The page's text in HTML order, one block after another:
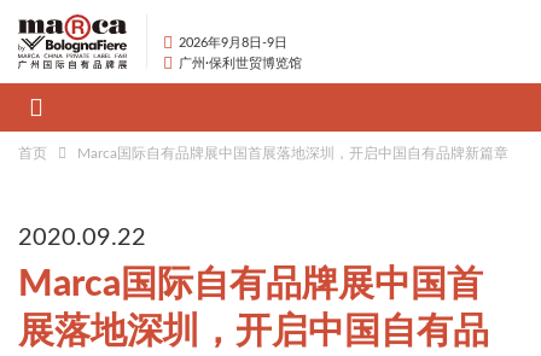
2026年9月8日-9日
广州·保利世贸博览馆
首页 Marca国际自有品牌展中国首展落地深圳，开启中国自有品牌新篇章
2020.09.22
Marca国际自有品牌展中国首
展落地深圳，开启中国自有品